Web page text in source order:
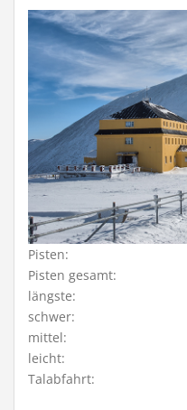
Pisten:
Pisten gesamt:
längste:
schwer:
mittel:
leicht:
Talabfahrt: